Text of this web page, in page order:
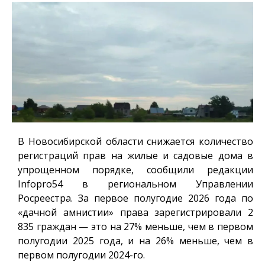
В Новосибирской области снижается количество
регистраций прав на жилые и садовые дома в
упрощенном порядке, сообщили редакции
Infopro54в региональном Управлении
Росреестра. За первое полугодие 2026 года по
«дачной амнистии» права зарегистрировали 2
835 граждан — это на 27% меньше, чем в первом
полугодии 2025 года, и на 26% меньше, чем в
первом полугодии 2024-го.